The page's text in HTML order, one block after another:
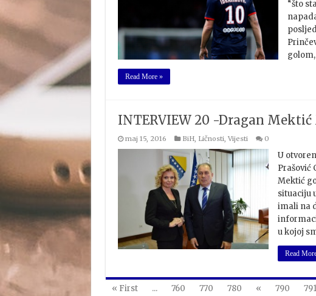
“što
Read More »
INTERVIEW 20 -Dragan
maj 15, 2016 BiH, Ličnosti, Vijesti 0
U
Prašović
Mektić
situaciju
imali na
u kojoj
Read
« First ... 760 770 780 « 790 791